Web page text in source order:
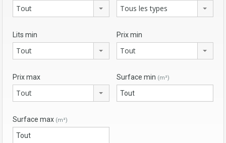
Tout Tous les types
Lits min
Tout
Prix min
Tout
Prix max
Tout
Surface min (m²)
Surface max (m²)